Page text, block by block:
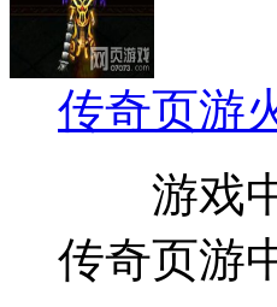
传奇页游
游戏中
传奇页游